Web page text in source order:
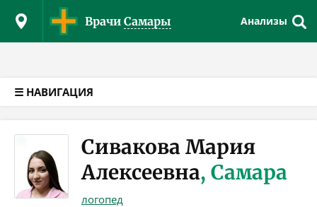
Врачи Самары Анализы
☰ НАВИГАЦИЯ
Сивакова Мария
Алексеевна, Самара
логопед